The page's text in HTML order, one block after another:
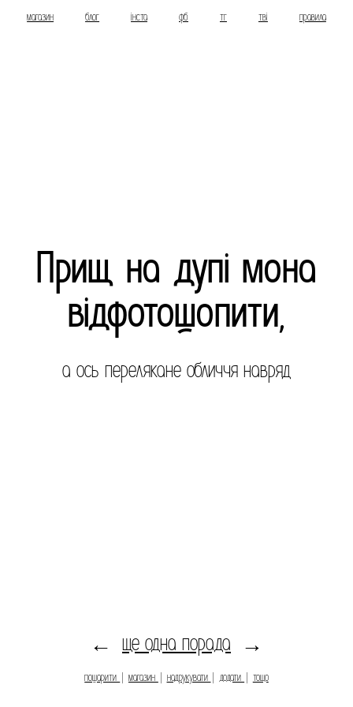
магазин блог інста фб тг тві правила
Прищ на дупі мона
відфотошопити,
а ось перелякане обличчя навряд
← ще одна порада →
пошарити магазин надрукувати додати тощо